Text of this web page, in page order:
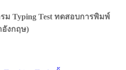
รม Typing Test ทดสอบการพิมพ์
งกฤษ)